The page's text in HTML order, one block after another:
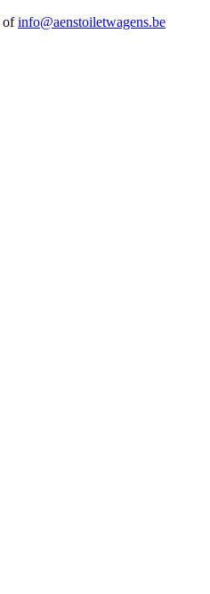
ofinfo@aenstoiletwagens.be